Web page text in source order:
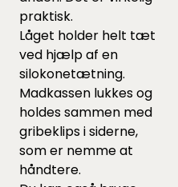
praktisk.
Låget holder helt tæt
ved hjælp af en
silokonetætning.
Madkassen lukkes og
holdes sammen med
gribeklips i siderne,
som er nemme at
håndtere.